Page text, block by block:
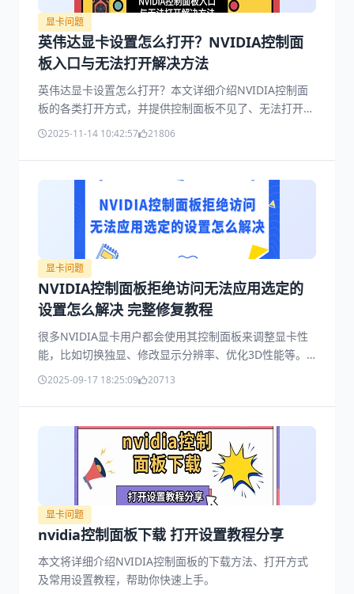
显卡问题
英伟达显卡设置怎么打开？NVIDIA控制面
板入口与无法打开解决方法
英伟达显卡设置怎么打开？本文详细介绍NVIDIA控制面
板的各类打开方式，并提供控制面板不见了、无法打开等
问题的解决方案。
2025-11-14 10:42:57 21806
显卡问题
NVIDIA控制面板拒绝访问无法应用选定的
设置怎么解决 完整修复教程
很多NVIDIA显卡用户都会使用其控制面板来调整显卡性
能，比如切换独显、修改显示分辨率、优化3D性能等。
但近期不少用户会遇到了“拒绝访问，无法应用选定的设
2025-09-17 18:25:09 20713
显卡问题
nvidia控制面板下载 打开设置教程分享
本文将详细介绍NVIDIA控制面板的下载方法、打开方式
及常用设置教程，帮助你快速上手。